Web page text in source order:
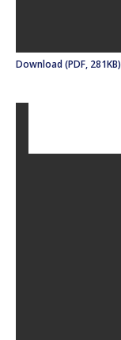
Download (PDF, 281KB)